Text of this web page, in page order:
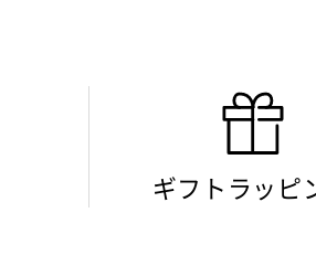
ギフトラッピ